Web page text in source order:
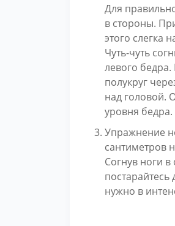
Для
в стороны.
этого слегка
Чуть-чуть
левого
полукруг
над головой.
уровня
Упражнение
сантиметров
Согнув ноги
нужно в